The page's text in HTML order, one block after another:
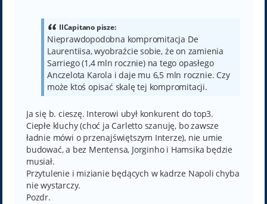
IlCapitano pisze:
Nieprawdopodobna kompromitacja De
Laurentiisa, wyobraźcie sobie, że on zamienia
Sarriego (1,4 mln rocznie) na tego opasłego
Anczelota Karola i daje mu 6,5 mln rocznie. Czy
może ktoś opisać skalę tej kompromitacji.
Ja się b. cieszę. Interowi ubył konkurent do top3.
Ciepłe kluchy (choć ja Carletto szanuję, bo zawsze
ładnie mówi o przenajświętszym Interze), nie umie
budować, a bez Mentensa, Jorginho i Hamsika będzie
musiał.
Przytulenie i mizianie będących w kadrze Napoli chyba
nie wystarczy.
Pozdr.